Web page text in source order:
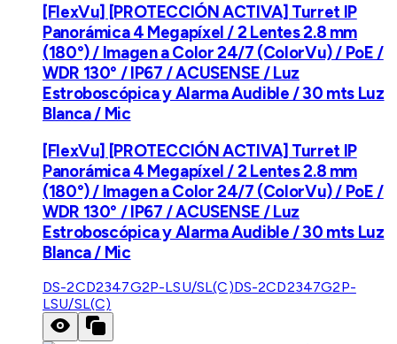
[FlexVu] [PROTECCIÓN ACTIVA] Turret IP
Panorámica 4 Megapíxel / 2 Lentes 2.8 mm
(180°) / Imagen a Color 24/7 (ColorVu) / PoE /
WDR 130° / IP67 / ACUSENSE / Luz
Estroboscópica y Alarma Audible / 30 mts Luz
Blanca / Mic
[FlexVu] [PROTECCIÓN ACTIVA] Turret IP
Panorámica 4 Megapíxel / 2 Lentes 2.8 mm
(180°) / Imagen a Color 24/7 (ColorVu) / PoE /
WDR 130° / IP67 / ACUSENSE / Luz
Estroboscópica y Alarma Audible / 30 mts Luz
Blanca / Mic
DS-2CD2347G2P-LSU/SL(C)DS-2CD2347G2P-
LSU/SL(C)